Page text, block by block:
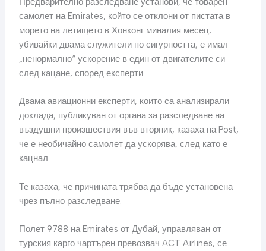
самолет на Emirates, който се отклони от пистата в
морето на летището в Хонконг миналия месец,
убивайки двама служители по сигурността, е имал
„ненормално“ ускорение в един от двигателите си
след кацане, според експерти.
Двама авиационни експерти, които са анализирали
доклада, публикуван от органа за разследване на
въздушни произшествия във вторник, казаха на Post,
че е необичайно самолет да ускорява, след като е
кацнал.
Те казаха, че причината трябва да бъде установена
чрез пълно разследване.
Полет 9788 на Emirates от Дубай, управляван от
турския карго чартърен превозвач ACT Airlines, се